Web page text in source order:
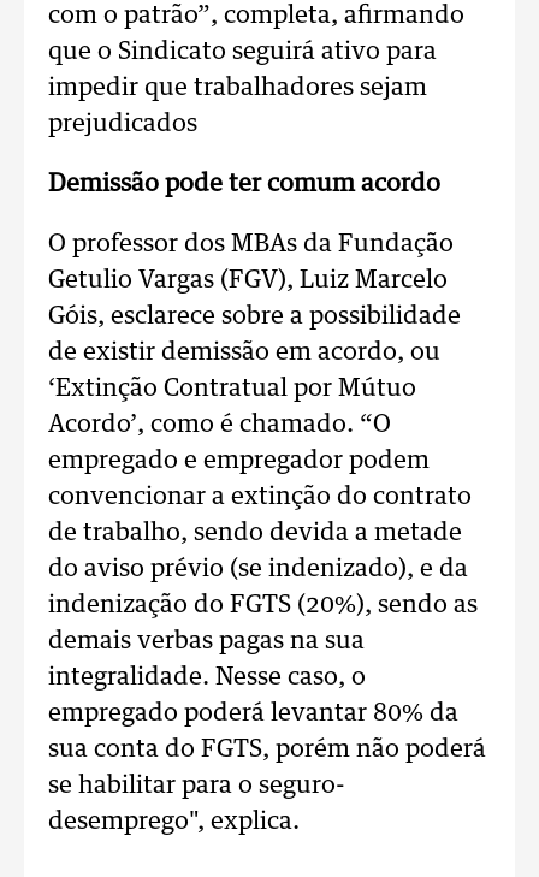
com o patrão”, completa, afirmando
que o Sindicato seguirá ativo para
impedir que trabalhadores sejam
prejudicados
Demissão pode ter comum acordo
O professor dos MBAs da Fundação
Getulio Vargas (FGV), Luiz Marcelo
Góis, esclarece sobre a possibilidade
de existir demissão em acordo, ou
‘Extinção Contratual por Mútuo
Acordo’, como é chamado. “O
empregado e empregador podem
convencionar a extinção do contrato
de trabalho, sendo devida a metade
do aviso prévio (se indenizado), e da
indenização do FGTS (20%), sendo as
demais verbas pagas na sua
integralidade. Nesse caso, o
empregado poderá levantar 80% da
sua conta do FGTS, porém não poderá
se habilitar para o seguro-
desemprego", explica.